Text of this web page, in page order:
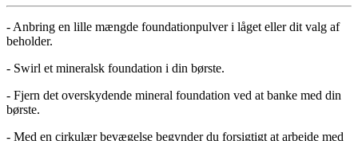
- Anbring en lille mængde foundationpulver i låget eller dit valg af
beholder.
- Swirl et mineralsk foundation i din børste.
- Fjern det overskydende mineral foundation ved at banke med din
børste.
- Med en cirkulær bevægelse begynder du forsigtigt at arbejde med